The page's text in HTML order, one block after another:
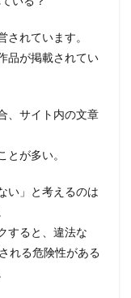
れています。
品が掲載されてい
、サイト内の文章
が多い。
い」と考えるのは
すると、違法な
れる危険性がある